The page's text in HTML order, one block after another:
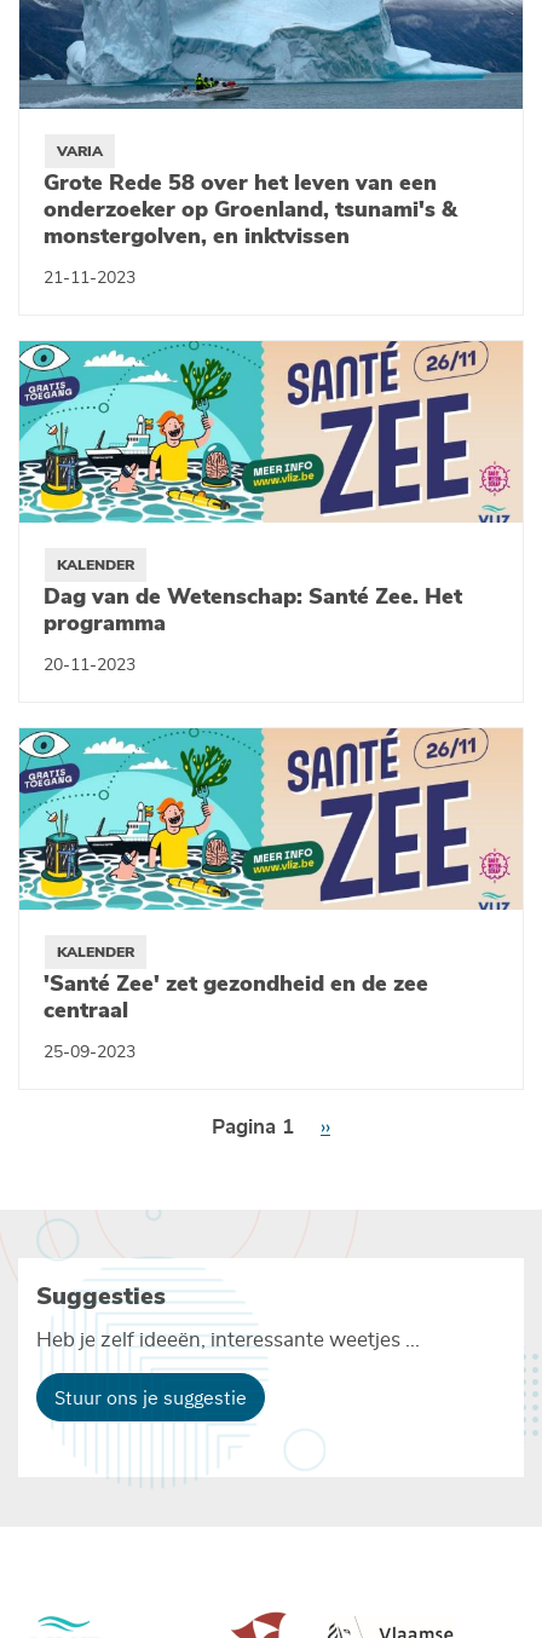
VARIA
Grote Rede 58 over het leven van een
onderzoeker op Groenland, tsunami's &
monstergolven, en inktvissen
21-11-2023
KALENDER
Dag van de Wetenschap: Santé Zee. Het
programma
20-11-2023
KALENDER
'Santé Zee' zet gezondheid en de zee
centraal
25-09-2023
Pagina 1
Volgende
››
Suggesties
Heb je zelf ideeën, interessante weetjes ...
Stuur ons je suggestie